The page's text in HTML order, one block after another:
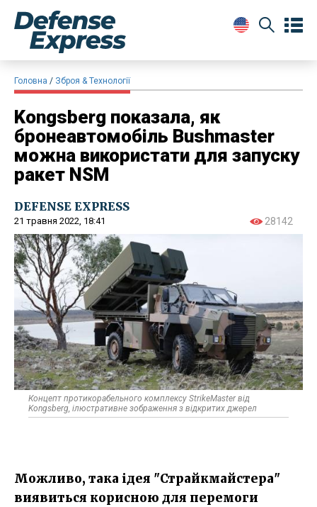
Головна Зброя & Технології
Kongsberg показала, як
бронеавтомобіль Bushmaster
можна використати для запуску
ракет NSM
DEFENSE EXPRESS
21 травня 2022, 18:41 28142
Концепт протикорабельного комплексу StrikeMaster від
Kongsberg, ілюстративне зображення з відкритих джерел
Можливо, така ідея "Страйкмайстера"
виявиться корисною для перемоги